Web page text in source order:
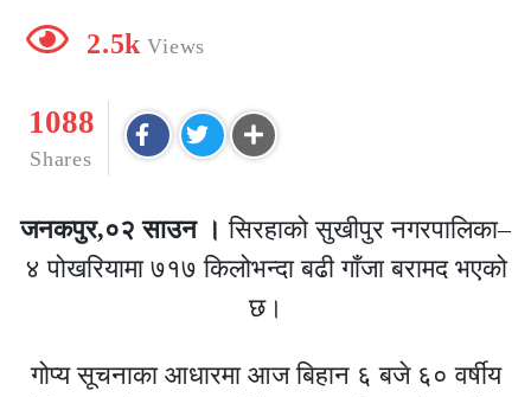
2.5k Views
1088
Shares
जनकपुर,०२ साउन । सिरहाको सुखीपुर नगरपालिका–
४ पोखरियामा ७१७ किलोभन्दा बढी गाँजा बरामद भएको
छ।
गोप्य सूचनाका आधारमा आज बिहान ६ बजे ६० वर्षीय